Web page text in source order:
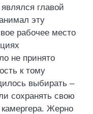
главой
эту
рабочее место
не принято
к тому
выбирать –
сохранять свою
Жерно